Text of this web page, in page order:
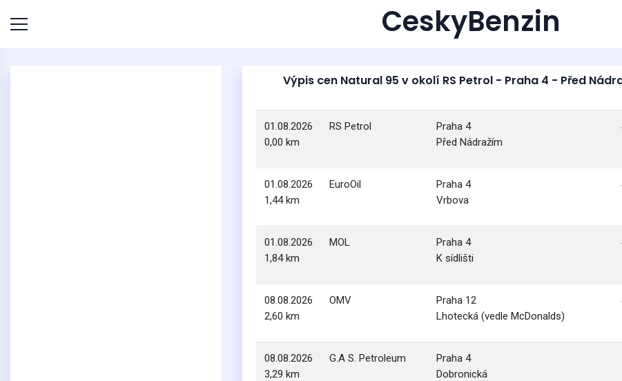
CeskyBenzin
Výpis cen Natural 95 v okolí RS Petrol - Praha 4 - Před
01.08.2026
0,00 km
RS Petrol
Praha 4
Před Nádražím
01.08.2026
1,44 km
EuroOil
Praha 4
Vrbova
01.08.2026
1,84 km
MOL
Praha 4
K sídlišti
08.08.2026
2,60 km
OMV
Praha 12
Lhotecká (vedle McDonalds)
08.08.2026
3,29 km
G.A S. Petroleum
Praha 4
Dobronická